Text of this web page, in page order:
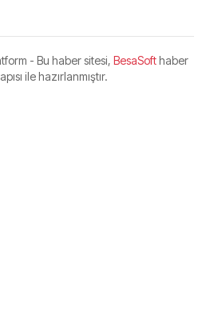
- Bu haber sitesi, BesaSofthaber
ile hazırlanmıştır.